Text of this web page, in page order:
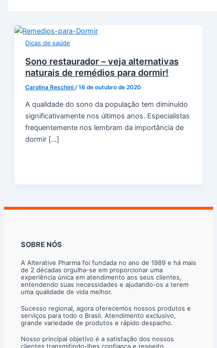
Dicas de saúde
Sono restaurador – veja alternativas
naturais de remédios para dormir!
Carolina Reschini/16 de outubro de 2020
A qualidade do sono da população tem diminuído
significativamente nos últimos anos. Especialistas
frequentemente nos lembram da importância de
dormir […]
SOBRE NÓS
A Alterative Pharma foi fundada no ano de 1989 e há mais
de 2 décadas orgulha-se em proporcionar uma
experiência única em atendimento aos seus clientes,
entendendo suas necessidades e ajudando-os a terem
uma qualidade de vida melhor.
Sucesso regional, agora oferecemos nossos produtos e
serviços para todo o Brasil. Atendimento exclusivo,
grande variedade de produtos e rápido despacho.
Nosso principal objetivo é a satisfação dos nossos
clientes transmitindo-lhes confiança e respeito,